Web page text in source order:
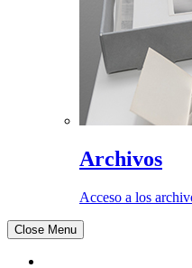
Archivos
Acceso a los
Close Menu